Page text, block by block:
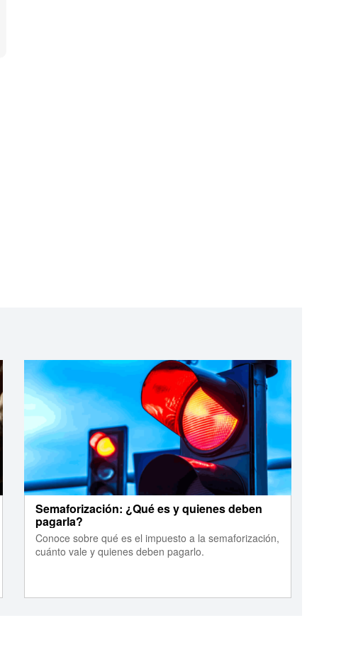
Semaforización: ¿Qué es y quienes deben
pagarla?
Conoce sobre qué es el impuesto a la semaforización,
cuánto vale y quienes deben pagarlo.